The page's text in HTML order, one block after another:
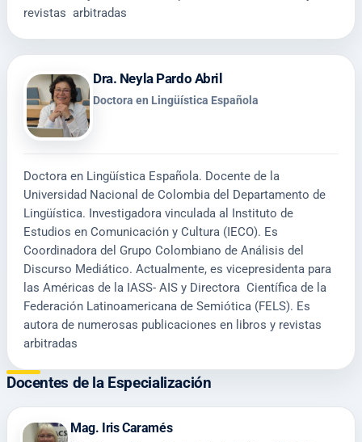
revistas arbitradas
Dra. Neyla Pardo Abril
Doctora en Lingüística Española
Doctora en Lingüística Española. Docente de la
Universidad Nacional de Colombia del Departamento de
Lingüística. Investigadora vinculada al Instituto de
Estudios en Comunicación y Cultura (IECO). Es
Coordinadora del Grupo Colombiano de Análisis del
Discurso Mediático. Actualmente, es vicepresidenta para
las Américas de la IASS- AIS y Directora Científica de la
Federación Latinoamericana de Semiótica (FELS). Es
autora de numerosas publicaciones en libros y revistas
arbitradas
Docentes de la Especialización
Mag. Iris Caramés